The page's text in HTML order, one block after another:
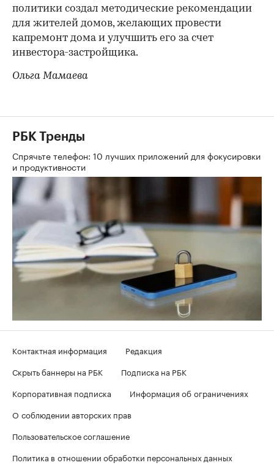
политики создал методические рекомендации
для жителей домов, желающих провести
капремонт дома и улучшить его за счет
инвестора-застройщика.
Ольга Мамаева
РБК Тренды
Спрячьте телефон: 10 лучших приложений для фокусировки
и продуктивности
Контактная информация
Редакция
Скрыть баннеры на РБК
Подписка на РБК
Корпоративная подписка
Информация об ограничениях
О соблюдении авторских прав
Пользовательское соглашение
Политика в отношении обработки персональных данных